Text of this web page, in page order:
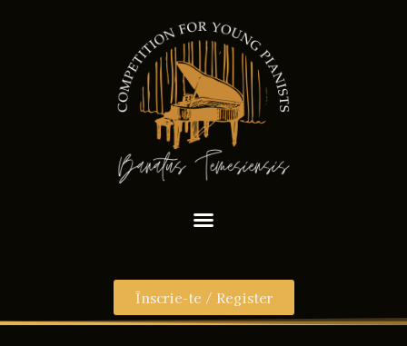
Înscrie-te / Register